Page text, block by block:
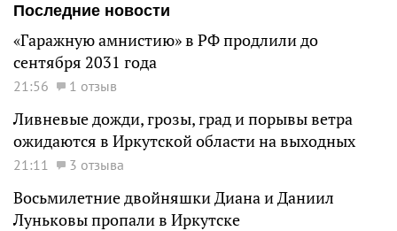
Последние новости
«Гаражную амнистию» в РФ продлили до
сентября 2031 года
21:56 1 отзыв
Ливневые дожди, грозы, град и порывы ветра
ожидаются в Иркутской области на выходных
21:11 3 отзыва
Восьмилетние двойняшки Диана и Даниил
Луньковы пропали в Иркутске